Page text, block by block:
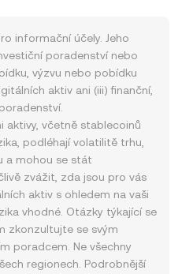
informační účely. Jeho
poradenství nebo
výzvu nebo pobídku
aktiv ani (iii) finanční,
aktivy, včetně stablecoinů
podléhají volatilitě trhu,
a mohou se stát
zvážit, zda jsou pro vás
aktiv s ohledem na vaši
vhodné. Otázky týkající se
zkonzultujte se svým
poradcem. Ne všechny
regionech. Podrobnější